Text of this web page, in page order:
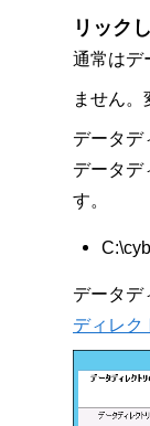
リック
通常はデ
ません。
データデ
データデ
す。
データデ
ディレク